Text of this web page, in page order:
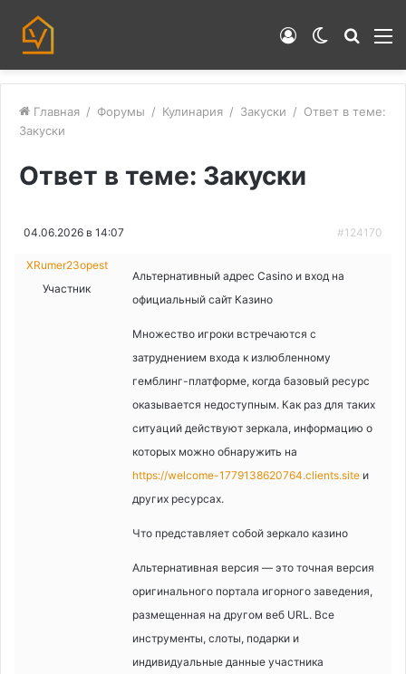
Switch
Войти
Главная / Форумы / Кулинария / Закуски / Ответ в теме:
Закуски
Ответ в теме: Закуски
04.06.2026 в 14:07 #124170
XRumer23opest
Участник
Альтернативный адрес Casino и вход на
официальный сайт Казино
Множество игроки встречаются с
затруднением входа к излюбленному
гемблинг-платформе, когда базовый ресурс
оказывается недоступным. Как раз для таких
ситуаций действуют зеркала, информацию о
которых можно обнаружить на
https://welcome-1779138620764.clients.site и
других ресурсах.
Что представляет собой зеркало казино
Альтернативная версия — это точная версия
оригинального портала игорного заведения,
размещенная на другом веб URL. Все
инструменты, слоты, подарки и
индивидуальные данные участника